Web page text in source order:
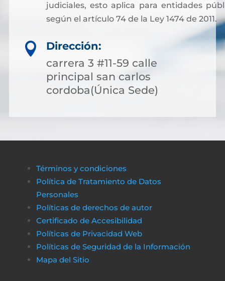
judiciales, esto aplica para entidades
según el artículo 74 de la Ley 1474 de 2011.

Dirección:
carrera 3 #11-59 calle
principal san carlos
cordoba(Única Sede)
Términos y condiciones
Política de Tratamiento de Datos
Personales
Políticas de derechos de autor
Certificado de Accesibilidad
Políticas de Privacidad Web
Políticas de Seguridad de la Información
Mapa del Sitio